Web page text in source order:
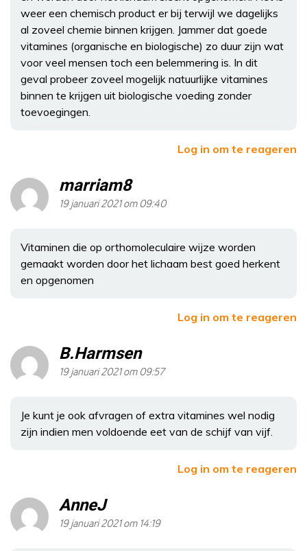
weer een chemisch product er bij terwijl we dagelijks
al zoveel chemie binnen krijgen. Jammer dat goede
vitamines (organische en biologische) zo duur zijn wat
voor veel mensen toch een belemmering is. In dit
geval probeer zoveel mogelijk natuurlijke vitamines
binnen te krijgen uit biologische voeding zonder
toevoegingen.
Log in om te reageren
marriam8
19 januari 2021 om 09:40
Vitaminen die op orthomoleculaire wijze worden
gemaakt worden door het lichaam best goed herkent
en opgenomen
Log in om te reageren
B.Harmsen
19 januari 2021 om 09:57
Je kunt je ook afvragen of extra vitamines wel nodig
zijn indien men voldoende eet van de schijf van vijf.
Log in om te reageren
AnneJ
19 januari 2021 om 14:19